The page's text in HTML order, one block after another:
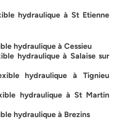
hydraulique à St Etienne
hydraulique à Cessieu
hydraulique à Salaise sur
hydraulique à Tignieu
hydraulique à St Martin
hydraulique à Brezins